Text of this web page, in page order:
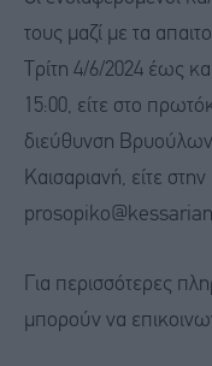
τους μαζί με τα
Τρίτη 4/6/2024 έως
15:00, είτε στο
διεύθυνση
Καισαριανή, είτε
Για περισσότερες
μπορούν να